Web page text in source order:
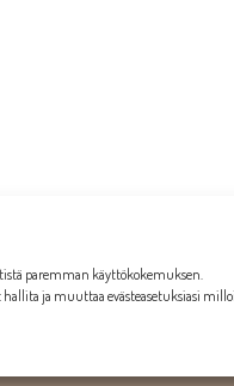
paremman käyttökokemuksen.
ja muuttaa evästeasetuksiasi